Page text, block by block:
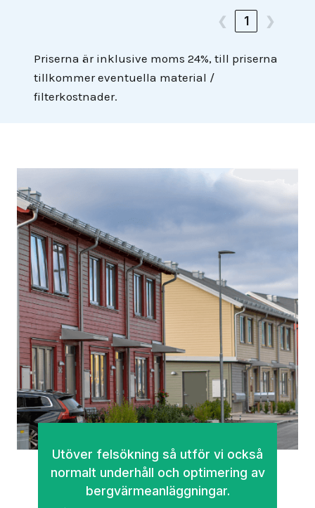
❮ 1 ❯
Priserna är inklusive moms 24%, till priserna
tillkommer eventuella material /
filterkostnader.
Utöver felsökning så utför vi också
normalt underhåll och optimering av
bergvärmeanläggningar.